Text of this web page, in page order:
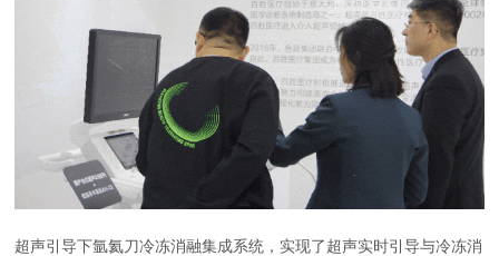
超声引导下氩氦刀冷冻消融集成系统，实现了超声实时引导与冷冻消